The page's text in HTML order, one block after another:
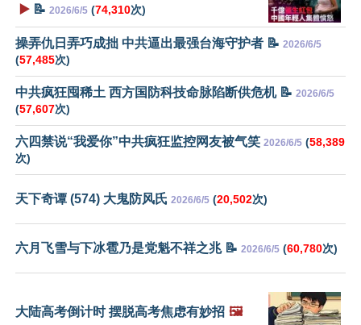
▶️ 📝 2026/6/5 (74,310次)
操弄仇日弄巧成拙 中共逼出最强台海守护者 📝 2026/6/5
(57,485次)
中共疯狂囤稀土 西方国防科技命脉陷断供危机 📝 2026/6/5
(57,607次)
六四禁说“我爱你”中共疯狂监控网友被气笑 2026/6/5 (58,389
次)
天下奇谭 (574) 大鬼防风氏 2026/6/5 (20,502次)
六月飞雪与下冰雹乃是党魁不祥之兆 📝 2026/6/5 (60,780次)
大陆高考倒计时 摆脱高考焦虑有妙招 🖼️